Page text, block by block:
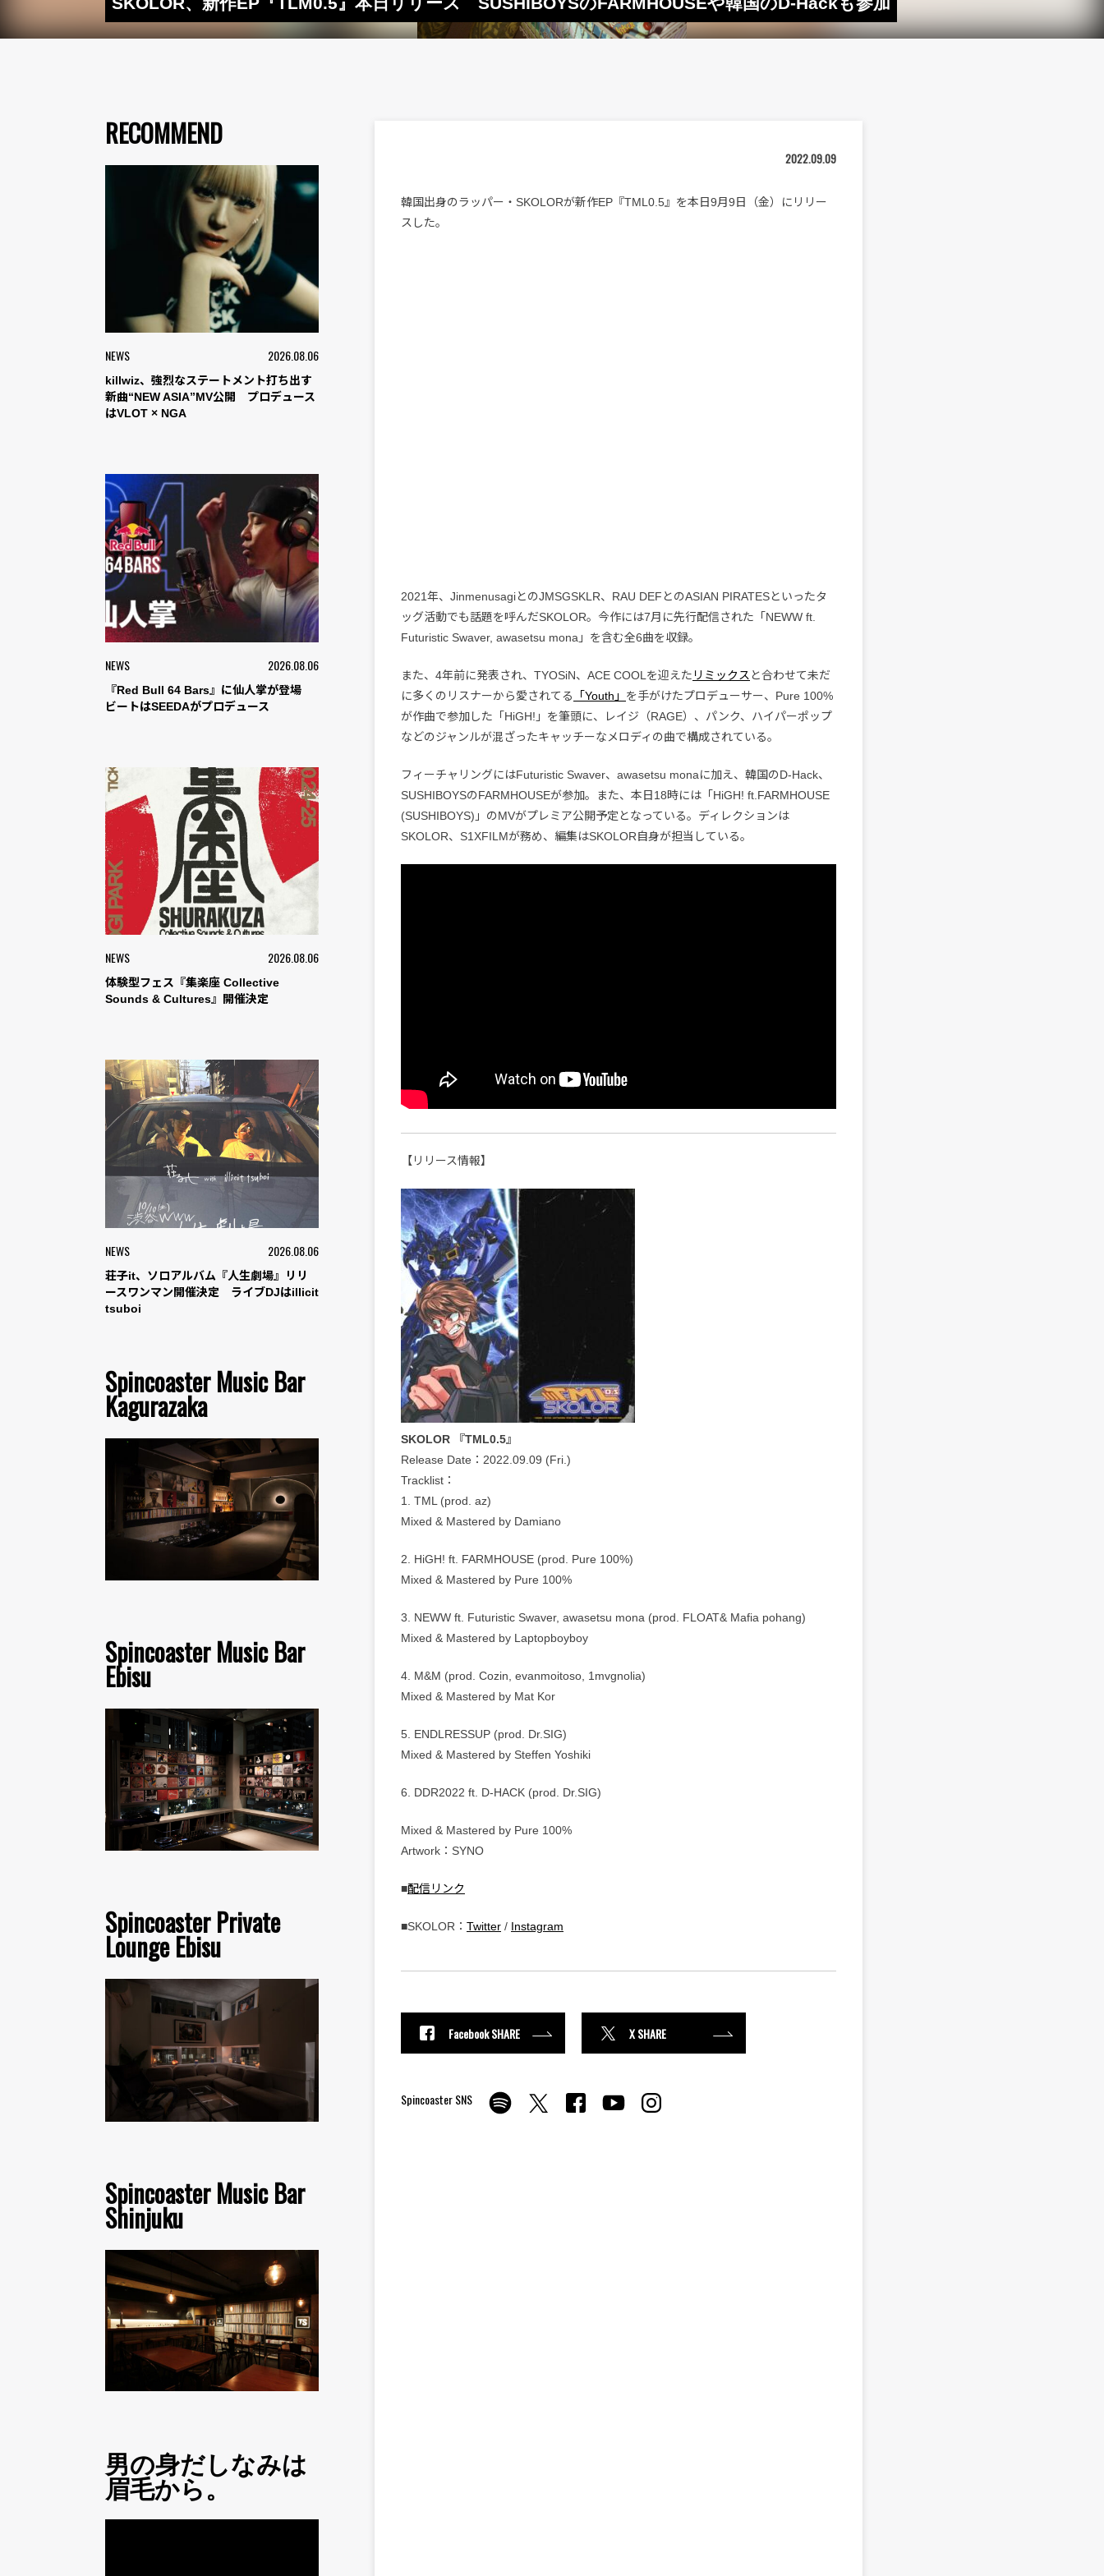
RECOMMEND
NEWS 2026.08.06
killwiz、強烈なステートメント打ち出す
新曲“NEW ASIA”MV公開 プロデュース
はVLOT × NGA
NEWS 2026.08.06
『Red Bull 64 Bars』に仙人掌が登場
ビートはSEEDAがプロデュース
NEWS 2026.08.06
体験型フェス『集楽座 Collective
Sounds & Cultures』開催決定
NEWS 2026.08.06
荘子it、ソロアルバム『人生劇場』リリ
ースワンマン開催決定 ライブDJはillicit
tsuboi
Spincoaster Music Bar
Kagurazaka
Spincoaster Music Bar
Ebisu
Spincoaster Private
Lounge Ebisu
Spincoaster Music Bar
Shinjuku
男の身だしなみは
眉毛から。
2022.09.09
韓国出身のラッパー・SKOLORが新作EP『TML0.5』を本日9月9日（金）にリリー
スした。
2021年、JinmenusagiとのJMSGSKLR、RAU DEFとのASIAN PIRATESといったタ
ッグ活動でも話題を呼んだSKOLOR。今作には7月に先行配信された「NEWW ft.
Futuristic Swaver, awasetsu mona」を含む全6曲を収録。
また、4年前に発表され、TYOSiN、ACE COOLを迎えた リミックス と合わせて未だ
に多くのリスナーから愛されてる
「Youth」 を手がけたプロデューサー、Pure 100%
が作曲で参加した「HiGH!」を筆頭に、レイジ（RAGE）、パンク、ハイパーポップ
などのジャンルが混ざったキャッチーなメロディの曲で構成されている。
フィーチャリングにはFuturistic Swaver、awasetsu monaに加え、韓国のD-Hack、
SUSHIBOYSのFARMHOUSEが参加。また、本日18時には「HiGH! ft.FARMHOUSE
(SUSHIBOYS)」のMVがプレミア公開予定となっている。ディレクションは
SKOLOR、S1XFILMが務め、編集はSKOLOR自身が担当している。
【リリース情報】
SKOLOR 『TML0.5』
Release Date：2022.09.09 (Fri.)
Tracklist：
1. TML (prod. az)
Mixed & Mastered by Damiano
2. HiGH! ft. FARMHOUSE (prod. Pure 100%)
Mixed & Mastered by Pure 100%
3. NEWW ft. Futuristic Swaver, awasetsu mona (prod. FLOAT& Mafia pohang)
Mixed & Mastered by Laptopboyboy
4. M&M (prod. Cozin, evanmoitoso, 1mvgnolia)
Mixed & Mastered by Mat Kor
5. ENDLRESSUP (prod. Dr.SIG)
Mixed & Mastered by Steffen Yoshiki
6. DDR2022 ft. D-HACK (prod. Dr.SIG)
Mixed & Mastered by Pure 100%
Artwork：SYNO
■配信リンク
■SKOLOR： Twitter / Instagram
Facebook SHARE X SHARE
Spincoaster SNS